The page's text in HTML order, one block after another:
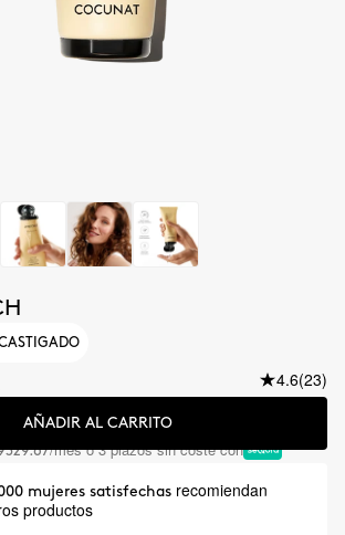
4.6(23)
AÑADIR AL CARRITO
/mes o 3 plazos sin coste con
mujeres satisfechas recomiendan
productos